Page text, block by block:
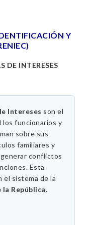
Y
DE INTERESES
Intereses son el
los funcionarios y
sobre sus
familiares y
conflictos
Esta
el sistema de la
República.